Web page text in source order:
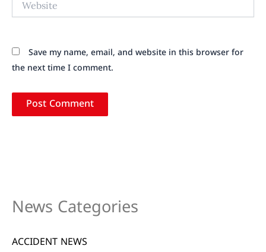
Save my name, email, and website in this browser for
the next time I comment.
News Categories
ACCIDENT NEWS